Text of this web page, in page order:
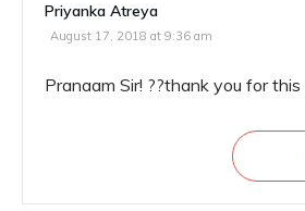
Priyanka Atreya
August 17, 2018 at 9:36 am
Pranaam Sir! ??thank you for